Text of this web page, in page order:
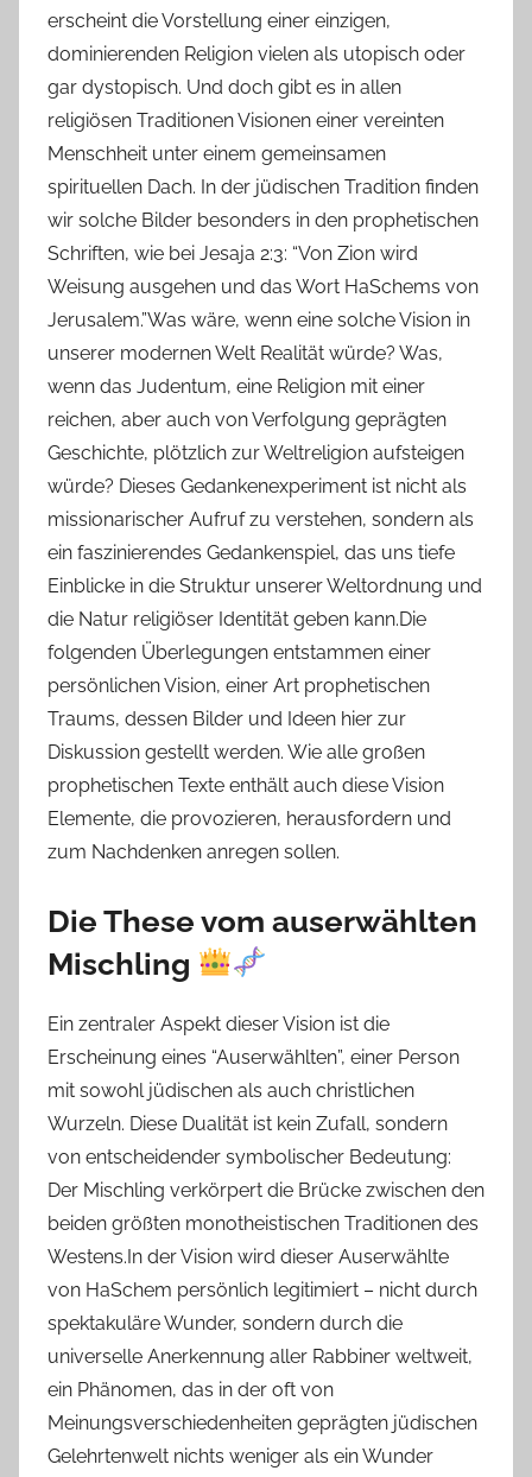
erscheint die Vorstellung einer einzigen,
dominierenden Religion vielen als utopisch oder
gar dystopisch. Und doch gibt es in allen
religiösen Traditionen Visionen einer vereinten
Menschheit unter einem gemeinsamen
spirituellen Dach. In der jüdischen Tradition finden
wir solche Bilder besonders in den prophetischen
Schriften, wie bei Jesaja 2:3: “Von Zion wird
Weisung ausgehen und das Wort HaSchems von
Jerusalem.”Was wäre, wenn eine solche Vision in
unserer modernen Welt Realität würde? Was,
wenn das Judentum, eine Religion mit einer
reichen, aber auch von Verfolgung geprägten
Geschichte, plötzlich zur Weltreligion aufsteigen
würde? Dieses Gedankenexperiment ist nicht als
missionarischer Aufruf zu verstehen, sondern als
ein faszinierendes Gedankenspiel, das uns tiefe
Einblicke in die Struktur unserer Weltordnung und
die Natur religiöser Identität geben kann.Die
folgenden Überlegungen entstammen einer
persönlichen Vision, einer Art prophetischen
Traums, dessen Bilder und Ideen hier zur
Diskussion gestellt werden. Wie alle großen
prophetischen Texte enthält auch diese Vision
Elemente, die provozieren, herausfordern und
zum Nachdenken anregen sollen.
Die These vom auserwählten
Mischling
Ein zentraler Aspekt dieser Vision ist die
Erscheinung eines “Auserwählten”, einer Person
mit sowohl jüdischen als auch christlichen
Wurzeln. Diese Dualität ist kein Zufall, sondern
von entscheidender symbolischer Bedeutung:
Der Mischling verkörpert die Brücke zwischen den
beiden größten monotheistischen Traditionen des
Westens.In der Vision wird dieser Auserwählte
von HaSchem persönlich legitimiert – nicht durch
spektakuläre Wunder, sondern durch die
universelle Anerkennung aller Rabbiner weltweit,
ein Phänomen, das in der oft von
Meinungsverschiedenheiten geprägten jüdischen
Gelehrtenwelt nichts weniger als ein Wunder